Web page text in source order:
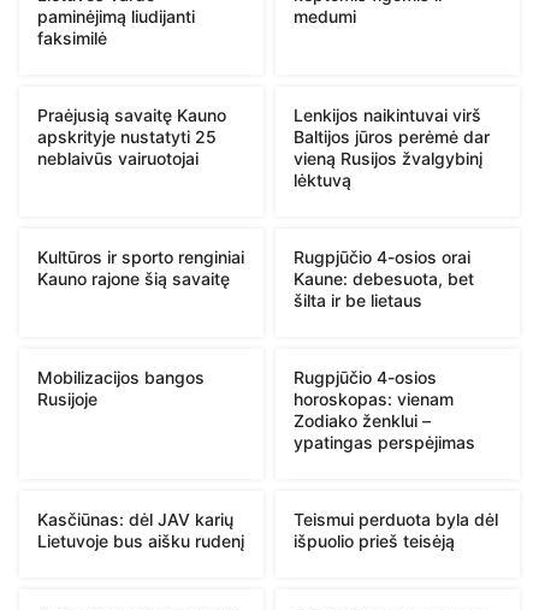
paminėjimą liudijanti
faksimilė
medumi
Praėjusią savaitę Kauno
apskrityje nustatyti 25
neblaivūs vairuotojai
Lenkijos naikintuvai virš
Baltijos jūros perėmė dar
vieną Rusijos žvalgybinį
lėktuvą
Kultūros ir sporto renginiai
Kauno rajone šią savaitę
Rugpjūčio 4-osios orai
Kaune: debesuota, bet
šilta ir be lietaus
Mobilizacijos bangos
Rusijoje
Rugpjūčio 4-osios
horoskopas: vienam
Zodiako ženklui –
ypatingas perspėjimas
Kasčiūnas: dėl JAV karių
Lietuvoje bus aišku rudenį
Teismui perduota byla dėl
išpuolio prieš teisėją